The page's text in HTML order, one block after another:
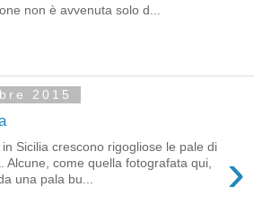
non è avvenuta solo d...
2015
›
Sicilia crescono rigogliose le pale di
Alcune, come quella fotografata qui,
una pala bu...